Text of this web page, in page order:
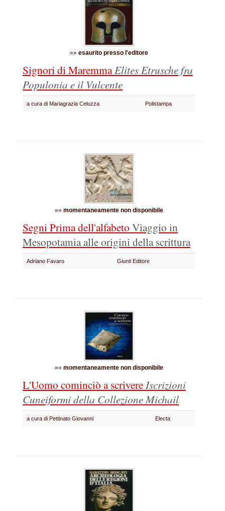
»» esaurito presso l'editore
Signori di MaremmaElites Etrusche fra
Populonia e il Vulcente
a cura di Mariagrazia Celuzza Polistampa
»» momentaneamente non disponibile
Segni Prima dell'alfabeto Viaggio in
Mesopotamia alle origini della scrittura
Adriano Favaro Giunti Editore
»» momentaneamente non disponibile
L'Uomo cominciò a scrivereIscrizioni
Cuneiformi della Collezione Michail
a cura di Pettinato Giovanni Electa